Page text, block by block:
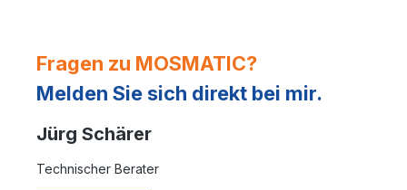
Fragen zu MOSMATIC?
Melden Sie sich direkt bei mir.
Jürg Schärer
Technischer Berater